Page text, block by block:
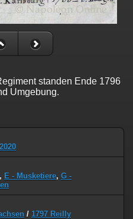
standen Ende 1796
Umgebung.
, E - Musketiere, G -
/ 1797 Reilly